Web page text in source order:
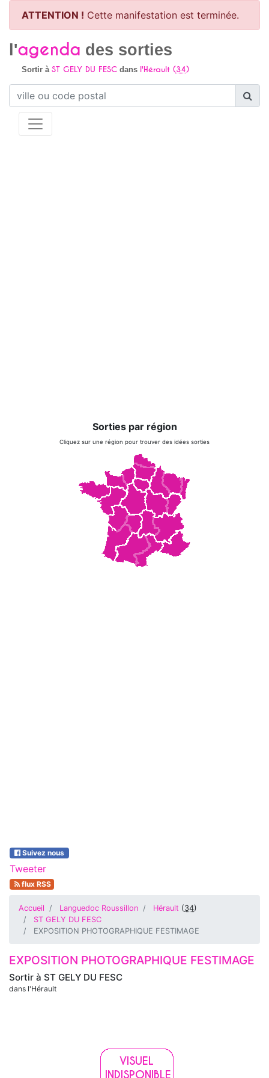
ATTENTION ! Cette manifestation est terminée.
l'agenda des sorties
Sortir à ST GELY DU FESCdans l'Hérault (34)
Sorties par région
Cliquez sur une région pour trouver des idées sorties
Suivez nous
Tweeter
flux RSS
Accueil Languedoc Roussillon Hérault (34)
ST GELY DU FESC
EXPOSITION PHOTOGRAPHIQUE FESTIMAGE
Sortir à ST GELY DU FESC
dans l'Hérault
EXPOSITION PHOTOGRAPHIQUE FESTIMAGE